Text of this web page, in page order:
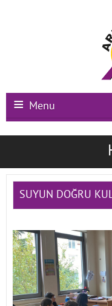
Menu
Ana Sayfa
Okullarımız
Kampüs Olanakları
Kayıt-Kabul
İletişim
SUYUN DOĞRU